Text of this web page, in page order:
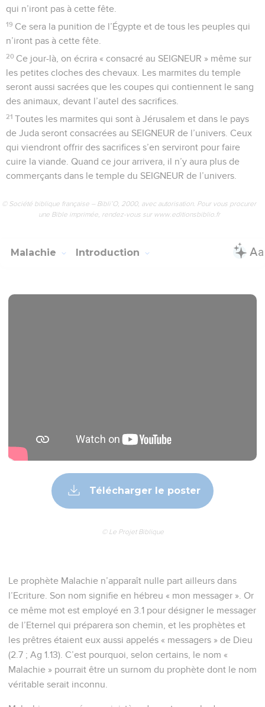
qui n’iront pas à cette fête.
19 Ce sera la punition de l’Égypte et de tous les peuples qui
n’iront pas à cette fête.
20 Ce jour-là, on écrira « consacré au SEIGNEUR » même sur
les petites cloches des chevaux. Les marmites du temple
seront aussi sacrées que les coupes qui contiennent le sang
des animaux, devant l’autel des sacrifices.
21 Toutes les marmites qui sont à Jérusalem et dans le pays
de Juda seront consacrées au SEIGNEUR de l’univers. Ceux
qui viendront offrir des sacrifices s’en serviront pour faire
cuire la viande. Quand ce jour arrivera, il n’y aura plus de
commerçants dans le temple du SEIGNEUR de l’univers.
© Société biblique française – Bibli’O, 2000, avec autorisation. Pour vous procurer
une Bible imprimée, rendez-vous sur www.editionsbiblio.fr
Malachie Introduction
Télécharger le poster
© Le Projet Biblique
Le prophète Malachie n’apparaît nulle part ailleurs dans
l’Ecriture. Son nom signifie en hébreu « mon messager ». Or
ce même mot est employé en 3.1 pour désigner le messager
de l’Eternel qui préparera son chemin, et les prophètes et
les prêtres étaient eux aussi appelés « messagers » de Dieu
(2.7 ; Ag 1.13). C’est pourquoi, selon certains, le nom «
Malachie » pourrait être un surnom du prophète dont le nom
véritable serait inconnu.